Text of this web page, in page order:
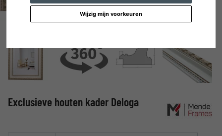
Wijzig mijn voorkeuren
Exclusieve houten kader Deloga